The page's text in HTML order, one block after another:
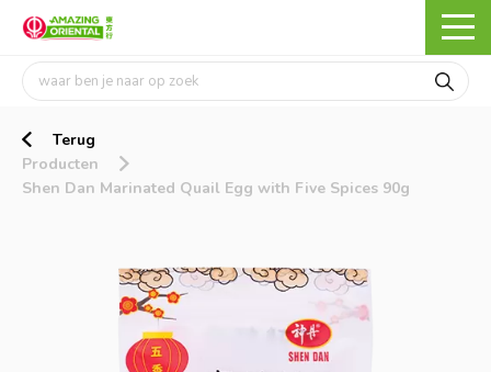
Terug
Producten
Shen Dan Marinated Quail Egg with Five Spices 90g